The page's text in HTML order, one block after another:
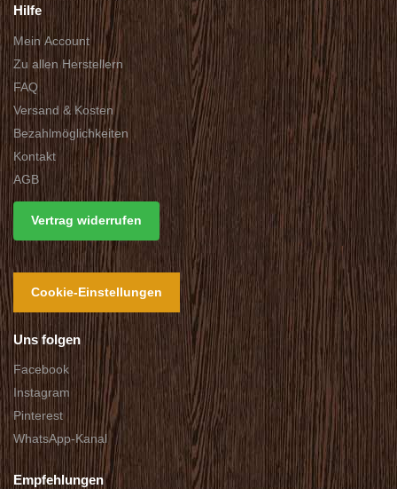
Hilfe
Mein Account
Zu allen Herstellern
FAQ
Versand & Kosten
Bezahlmöglichkeiten
Kontakt
AGB
Vertrag widerrufen
Cookie-Einstellungen
Uns folgen
Facebook
Instagram
Pinterest
WhatsApp-Kanal
Empfehlungen